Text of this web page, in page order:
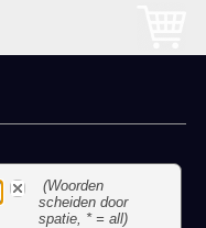
(Woorden
scheiden door
spatie, * = all)